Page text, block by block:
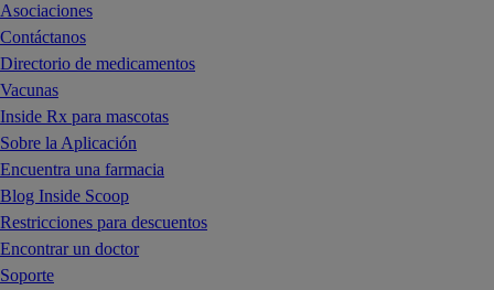
Asociaciones
Contáctanos
Directorio de medicamentos
Vacunas
Inside Rx para mascotas
Sobre la Aplicación
Encuentra una farmacia
Blog Inside Scoop
Restricciones para descuentos
Encontrar un doctor
Soporte